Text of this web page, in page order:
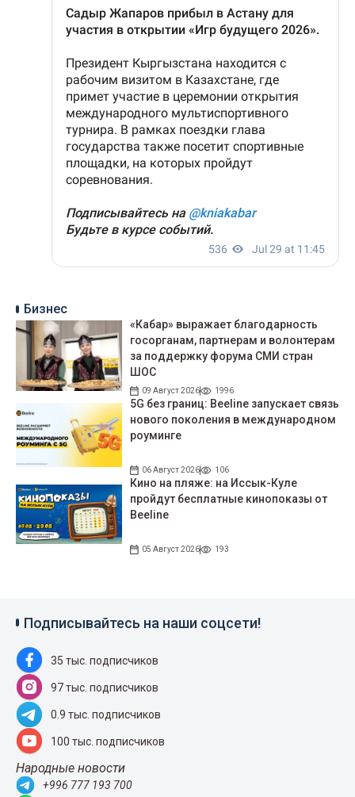
Бизнес
«Кабар» выражает благодарность
госорганам, партнерам и волонтерам
за поддержку форума СМИ стран
ШОС
09 Август 2026 1996
5G без границ: Beeline запускает связь
нового поколения в международном
роуминге
06 Август 2026 106
Кино на пляже: на Иссык-Куле
пройдут беcплатные кинопоказы от
Beeline
05 Август 2026 193
Подписывайтесь на наши соцсети!
35 тыс. подписчиков
97 тыс. подписчиков
0.9 тыс. подписчиков
100 тыс. подписчиков
Народные новости
+996 777 193 700